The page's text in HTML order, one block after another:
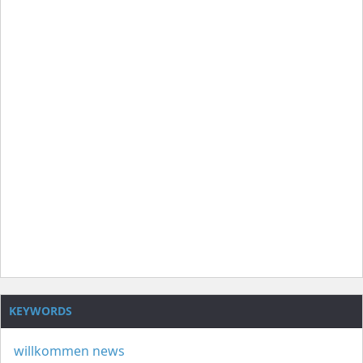
KEYWORDS
willkommen news